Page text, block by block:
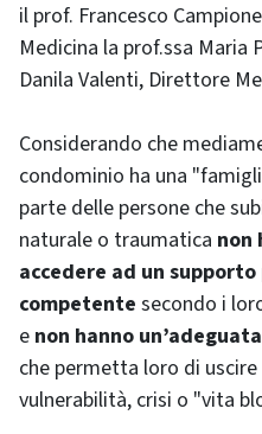
il prof. Francesco
Medicina la prof.ssa Maria
Danila Valenti, Direttore
Considerando che
condominio ha una
parte delle persone che
naturale o traumatica non
accedere ad un
competente secondo i
e non hanno
che permetta loro di
vulnerabilità, crisi o "vita